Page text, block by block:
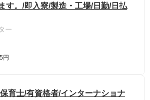
す。/即入寮/製造・工場/日勤/日払
ー
円
育士/有資格者/インターナショナ